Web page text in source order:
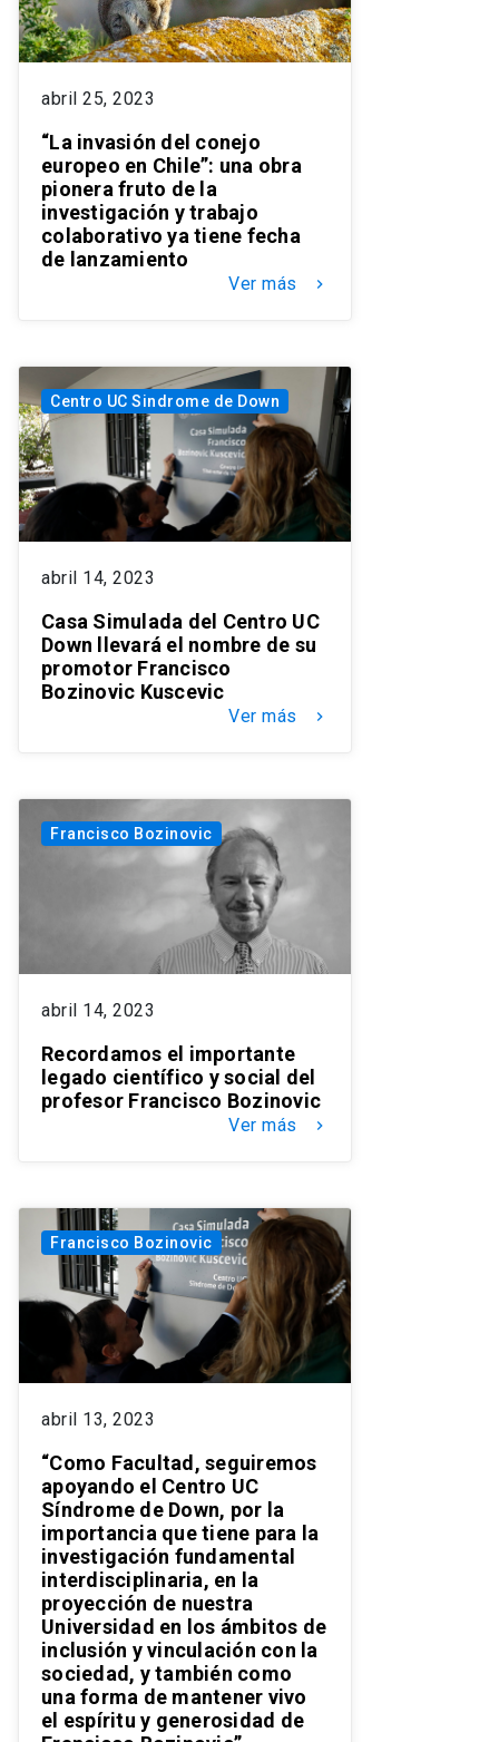
abril 25, 2023
“La invasión del conejo
europeo en Chile”: una obra
pionera fruto de la
investigación y trabajo
colaborativo ya tiene fecha
de lanzamiento
Ver más keyboard_arrow_right
Centro UC Sindrome de Down
abril 14, 2023
Casa Simulada del Centro UC
Down llevará el nombre de su
promotor Francisco
Bozinovic Kuscevic
Ver más keyboard_arrow_right
Francisco Bozinovic
abril 14, 2023
Recordamos el importante
legado científico y social del
profesor Francisco Bozinovic
Ver más keyboard_arrow_right
Francisco Bozinovic
abril 13, 2023
“Como Facultad, seguiremos
apoyando el Centro UC
Síndrome de Down, por la
importancia que tiene para la
investigación fundamental
interdisciplinaria, en la
proyección de nuestra
Universidad en los ámbitos de
inclusión y vinculación con la
sociedad, y también como
una forma de mantener vivo
el espíritu y generosidad de